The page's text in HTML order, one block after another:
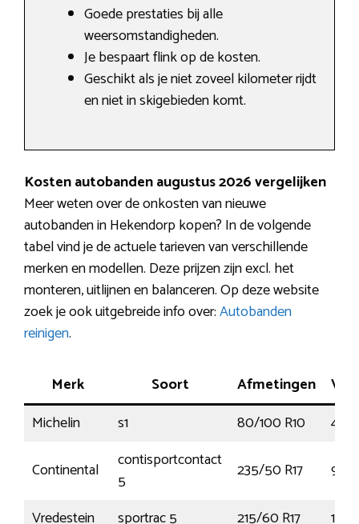
Goede prestaties bij alle
weersomstandigheden.
Je bespaart flink op de kosten.
Geschikt als je niet zoveel kilometer rijdt
en niet in skigebieden komt.
Kosten autobanden augustus 2026 vergelijken
Meer weten over de onkosten van nieuwe
autobanden in Hekendorp kopen? In de volgende
tabel vind je de actuele tarieven van verschillende
merken en modellen. Deze prijzen zijn excl. het
monteren, uitlijnen en balanceren. Op deze website
zoek je ook uitgebreide info over:Autobanden
reinigen.
Merk Soort Afmetingen
Michelin
s1 80/100 R10
46J
Continental
contisportcontact
5
235/50 R17
96W
Vredestein
sportrac 5 215/60 R17